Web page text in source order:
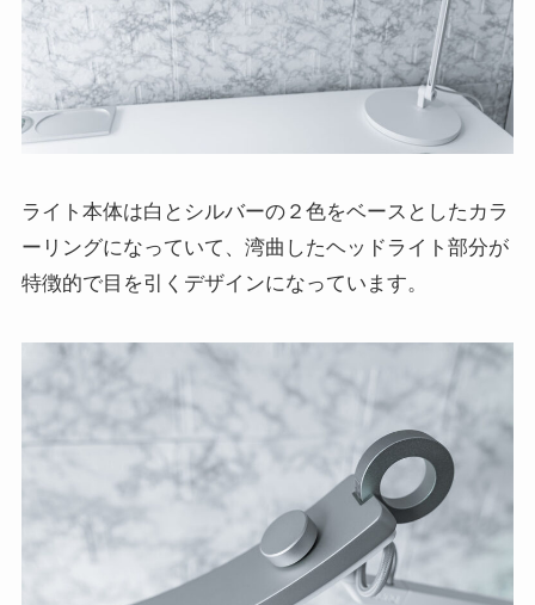
ライト本体は白とシルバーの２色をベースとしたカラ
ーリングになっていて、湾曲したヘッドライト部分が
特徴的で目を引くデザインになっています。